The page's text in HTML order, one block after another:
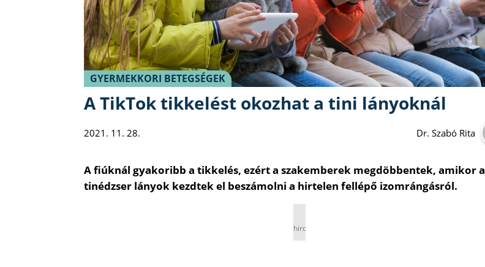
GYERMEKKORI BETEGSÉGEK
A TikTok tikkelést okozhat a tini lányoknál
2021. 11. 28. Dr. Szabó Rita
A fiúknál gyakoribb a tikkelés, ezért a szakemberek megdöbbentek, amikor a
tinédzser lányok kezdtek el beszámolni a hirtelen fellépő izomrángásról.
hirdetés